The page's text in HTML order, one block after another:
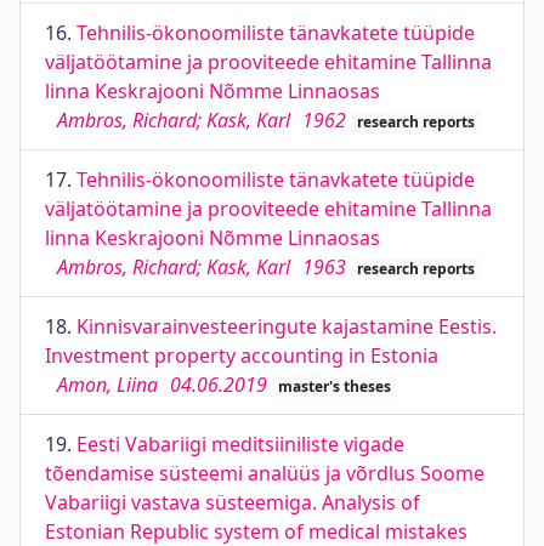
16. Tehnilis-ökonoomiliste tänavkatete tüüpide
väljatöötamine ja prooviteede ehitamine Tallinna
linna Keskrajooni Nõmme Linnaosas
Ambros, Richard; Kask, Karl 1962 research reports
17. Tehnilis-ökonoomiliste tänavkatete tüüpide
väljatöötamine ja prooviteede ehitamine Tallinna
linna Keskrajooni Nõmme Linnaosas
Ambros, Richard; Kask, Karl 1963 research reports
18. Kinnisvarainvesteeringute kajastamine Eestis.
Investment property accounting in Estonia
Amon, Liina 04.06.2019 master's theses
19. Eesti Vabariigi meditsiiniliste vigade
tõendamise süsteemi analüüs ja võrdlus Soome
Vabariigi vastava süsteemiga. Analysis of
Estonian Republic system of medical mistakes